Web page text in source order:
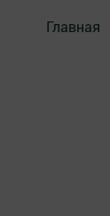
Главная